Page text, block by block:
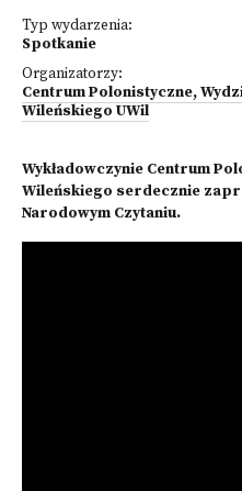
Typ wydarzenia:
Spotkanie
Organizatorzy:
Centrum Polonistyczne,
Wileńskiego UWil
Wykładowczynie Centrum
Wileńskiego serdecznie
Narodowym Czytaniu.